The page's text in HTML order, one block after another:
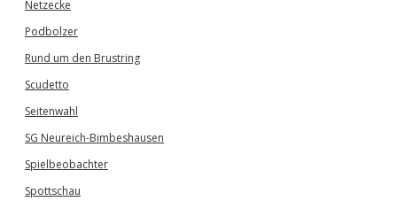
Netzecke
Podbolzer
Rund um den Brustring
Scudetto
Seitenwahl
SG Neureich-Bimbeshausen
Spielbeobachter
Spottschau